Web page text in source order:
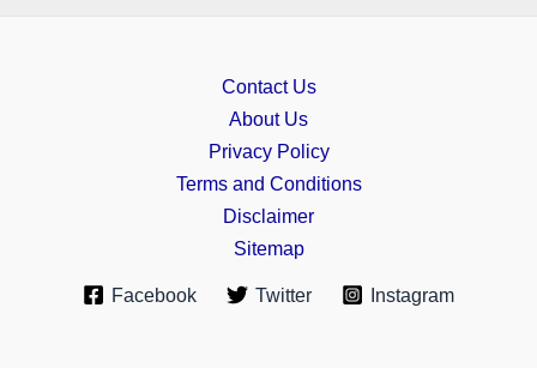
Contact Us
About Us
Privacy Policy
Terms and Conditions
Disclaimer
Sitemap
Facebook Twitter Instagram